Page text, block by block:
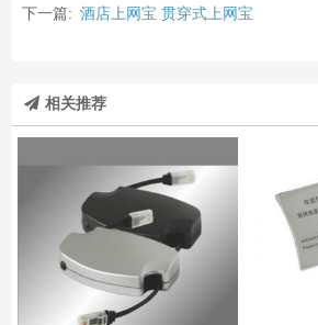
下一篇: 酒店上网宝 贯穿式上网宝
相关推荐